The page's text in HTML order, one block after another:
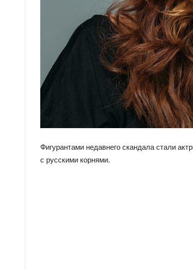
Фигурантами недавнего скандала стали
с русскими корнями.